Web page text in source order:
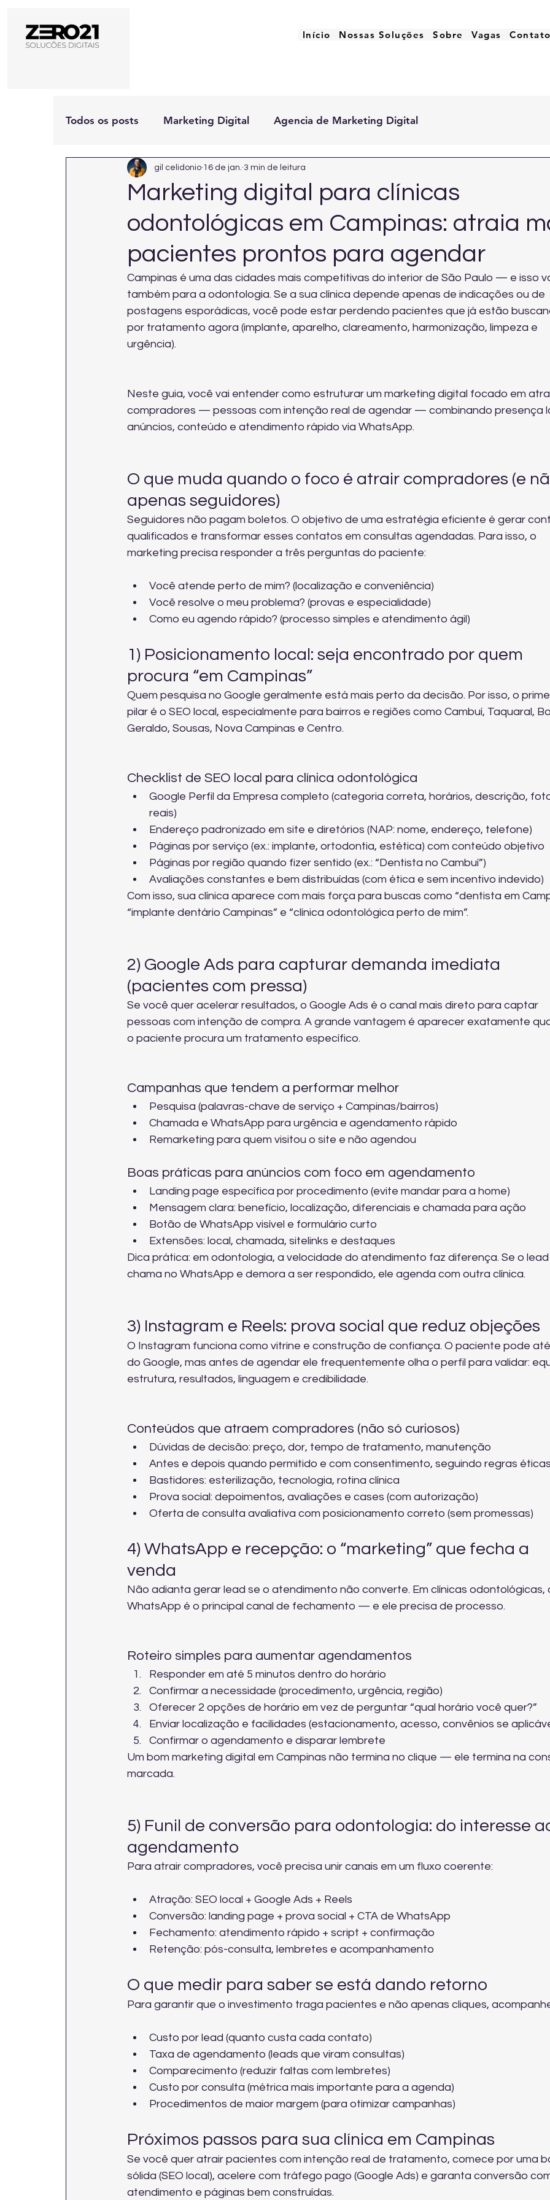
Início Nossas Soluções Sobre Vagas
Todos os posts Marketing Digital Agencia de Marketing Digital
Marketing digital para clínicas
odontológicas em Campinas: atraia
pacientes prontos para agendar
gil celidonio 16 de jan. 3 min de leitura
Campinas é uma das cidades mais competitivas do interior de São Paulo — e isso
também para a odontologia. Se a sua clínica depende apenas de indicações ou de
postagens esporádicas, você pode estar perdendo pacientes que já estão
por tratamento agora (implante, aparelho, clareamento, harmonização, limpeza e
urgência).
Neste guia, você vai entender como estruturar um marketing digital focado em
compradores — pessoas com intenção real de agendar — combinando presença
anúncios, conteúdo e atendimento rápido via WhatsApp.
O que muda quando o foco é atrair compradores (e
apenas seguidores)
Seguidores não pagam boletos. O objetivo de uma estratégia eficiente é gerar
qualificados e transformar esses contatos em consultas agendadas. Para isso, o
marketing precisa responder a três perguntas do paciente:
Você atende perto de mim? (localização e conveniência)
Você resolve o meu problema? (provas e especialidade)
Como eu agendo rápido? (processo simples e atendimento ágil)
1) Posicionamento local: seja encontrado por quem
procura “em Campinas”
Quem pesquisa no Google geralmente está mais perto da decisão. Por isso, o
pilar é o SEO local, especialmente para bairros e regiões como Cambuí, Taquaral,
Geraldo, Sousas, Nova Campinas e Centro.
Checklist de SEO local para clínica odontológica
Google Perfil da Empresa completo (categoria correta, horários, descrição,
reais)
Endereço padronizado em site e diretórios (NAP: nome, endereço, telefone)
Páginas por serviço (ex.: implante, ortodontia, estética) com conteúdo objetivo
Páginas por região quando fizer sentido (ex.: “Dentista no Cambuí”)
Avaliações constantes e bem distribuídas (com ética e sem incentivo indevido)
Com isso, sua clínica aparece com mais força para buscas como “dentista em
“implante dentário Campinas” e “clínica odontológica perto de mim”.
2) Google Ads para capturar demanda imediata
(pacientes com pressa)
Se você quer acelerar resultados, o Google Ads é o canal mais direto para captar
pessoas com intenção de compra. A grande vantagem é aparecer exatamente
o paciente procura um tratamento específico.
Campanhas que tendem a performar melhor
Pesquisa (palavras-chave de serviço + Campinas/bairros)
Chamada e WhatsApp para urgência e agendamento rápido
Remarketing para quem visitou o site e não agendou
Boas práticas para anúncios com foco em agendamento
Landing page específica por procedimento (evite mandar para a home)
Mensagem clara: benefício, localização, diferenciais e chamada para ação
Botão de WhatsApp visível e formulário curto
Extensões: local, chamada, sitelinks e destaques
Dica prática: em odontologia, a velocidade do atendimento faz diferença. Se o
chama no WhatsApp e demora a ser respondido, ele agenda com outra clínica.
3) Instagram e Reels: prova social que reduz objeções
O Instagram funciona como vitrine e construção de confiança. O paciente pode
do Google, mas antes de agendar ele frequentemente olha o perfil para validar:
estrutura, resultados, linguagem e credibilidade.
Conteúdos que atraem compradores (não só curiosos)
Dúvidas de decisão: preço, dor, tempo de tratamento, manutenção
Antes e depois quando permitido e com consentimento, seguindo regras
Bastidores: esterilização, tecnologia, rotina clínica
Prova social: depoimentos, avaliações e cases (com autorização)
Oferta de consulta avaliativa com posicionamento correto (sem promessas)
4) WhatsApp e recepção: o “marketing” que fecha a
venda
Não adianta gerar lead se o atendimento não converte. Em clínicas odontológicas,
WhatsApp é o principal canal de fechamento — e ele precisa de processo.
Roteiro simples para aumentar agendamentos
Responder em até 5 minutos dentro do horário
Confirmar a necessidade (procedimento, urgência, região)
Oferecer 2 opções de horário em vez de perguntar “qual horário você quer?”
Enviar localização e facilidades (estacionamento, acesso, convênios se
Confirmar o agendamento e disparar lembrete
Um bom marketing digital em Campinas não termina no clique — ele termina na
marcada.
5) Funil de conversão para odontologia: do interesse
agendamento
Para atrair compradores, você precisa unir canais em um fluxo coerente:
Atração: SEO local + Google Ads + Reels
Conversão: landing page + prova social + CTA de WhatsApp
Fechamento: atendimento rápido + script + confirmação
Retenção: pós-consulta, lembretes e acompanhamento
O que medir para saber se está dando retorno
Para garantir que o investimento traga pacientes e não apenas cliques,
Custo por lead (quanto custa cada contato)
Taxa de agendamento (leads que viram consultas)
Comparecimento (reduzir faltas com lembretes)
Custo por consulta (métrica mais importante para a agenda)
Procedimentos de maior margem (para otimizar campanhas)
Próximos passos para sua clínica em Campinas
Se você quer atrair pacientes com intenção real de tratamento, comece por uma
sólida (SEO local), acelere com tráfego pago (Google Ads) e garanta conversão
atendimento e páginas bem construídas.